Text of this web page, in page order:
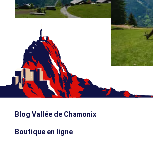
Blog Vallée de Chamonix
Boutique en ligne